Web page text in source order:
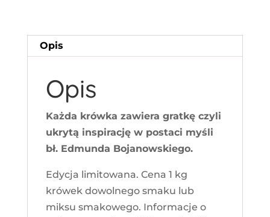
Opis
Opis
Każda krówka zawiera gratkę czyli
ukrytą inspirację w postaci myśli
bł. Edmunda Bojanowskiego.
Edycja limitowana. Cena 1 kg
krówek dowolnego smaku lub
miksu smakowego. Informacje o